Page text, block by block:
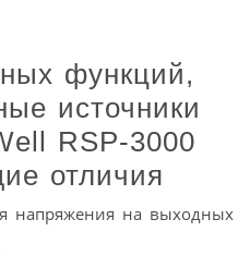
функций,
источники
RSP-3000
отличия
напряжения на выходных